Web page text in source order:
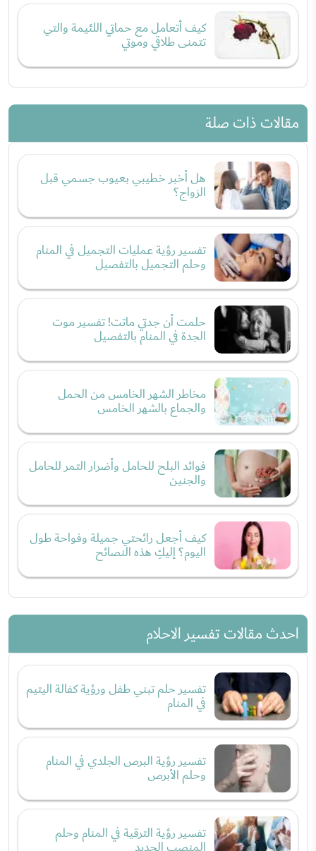
كيف أتعامل مع حماتي اللئيمة والتي
تتمنى طلاقي وموتي
مقالات ذات صلة
هل أخبر خطيبي بعيوب جسمي قبل
الزواج؟
تفسير رؤية عمليات التجميل في المنام
وحلم التجميل بالتفصيل
حلمت أن جدتي ماتت! تفسير موت
الجدة في المنام بالتفصيل
مخاطر الشهر الخامس من الحمل
والجماع بالشهر الخامس
فوائد البلح للحامل وأضرار التمر للحامل
والجنين
كيف أجعل رائحتي جميلة وفواحة طول
اليوم؟ إليكِ هذه النصائح
احدث مقالات تفسير الاحلام
تفسير حلم تبني طفل ورؤية كفالة اليتيم
في المنام
تفسير رؤية البرص الجلدي في المنام
وحلم الأبرص
تفسير رؤية الترقية في المنام وحلم